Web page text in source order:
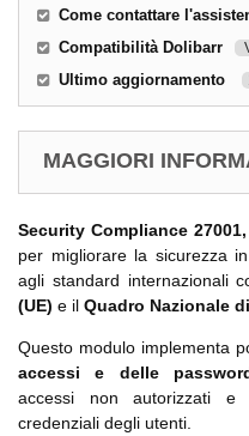
Come contattare
Compatibilità Dolibarr
Ultimo aggiornamento
MAGGIORI
Security Compliance 27001,
per migliorare la sicurezza
agli standard internazionali
(UE) e il Quadro Nazionale
Questo modulo implementa
accessi e delle
accessi non autorizzati e
credenziali degli utenti.